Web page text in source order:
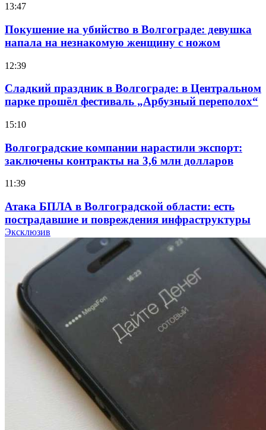
13:47
Покушение на убийство в Волгограде: девушка
напала на незнакомую женщину с ножом
12:39
Сладкий праздник в Волгограде: в Центральном
парке прошёл фестиваль „Арбузный переполох“
15:10
Волгоградские компании нарастили экспорт:
заключены контракты на 3,6 млн долларов
11:39
Атака БПЛА в Волгоградской области: есть
пострадавшие и повреждения инфраструктуры
Волгоградские вузы в топе зарплатного
рейтинга: ВолгГТУ и ВолгГМУ вошли в топ‑15
для химической отрасли и фармацевтики
18:39
В Красноармейском районе Волгограда стартует
конкурс на ремонт моста через Волго‑Донской
судоходный канал
Фестиваль #ТриЧетыре в Волгограде пройдёт
11–13 сентября в рамках Года единства народов
Эксклюзив